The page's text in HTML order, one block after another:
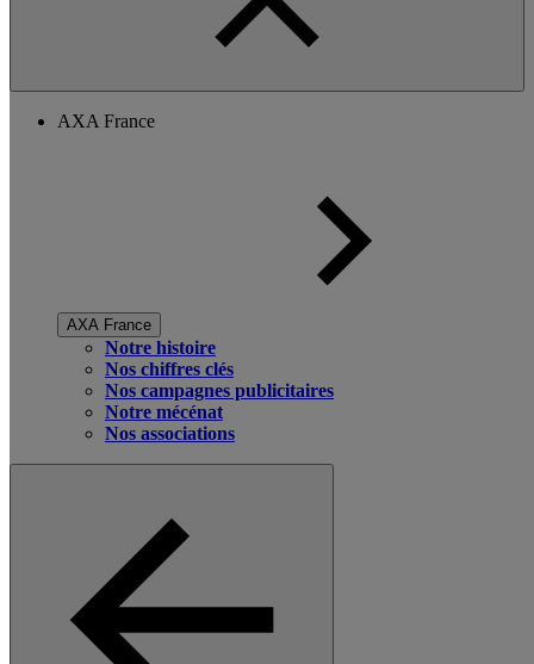
AXA France
AXA France
Notre histoire
Nos chiffres clés
Nos campagnes publicitaires
Notre mécénat
Nos associations